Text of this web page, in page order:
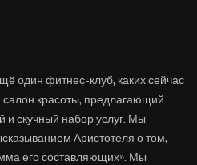
один фитнес-клуб, каких сейчас
салон красоты, предлагающий
и скучный набор услуг. Мы
Аристотеля о том,
его составляющих». Мы